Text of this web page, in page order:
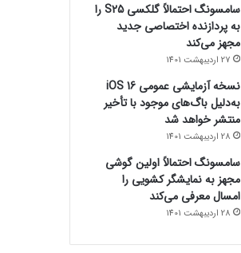
سامسونگ احتمالاً گلکسی S25 را
به پردازنده اختصاصی جدید
مجهز می‌کند
27 اردیبهشت 1401
نسخه آزمایشی عمومی iOS 16
به‌دلیل باگ‌های موجود با تأخیر
منتشر خواهد شد
28 اردیبهشت 1401
سامسونگ احتمالاً اولین گوشی
مجهز به نمایشگر کشویی را
امسال معرفی می‌کند
28 اردیبهشت 1401